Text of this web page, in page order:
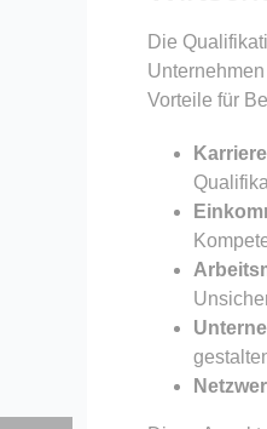
Die
Vorteile für